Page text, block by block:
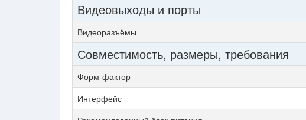
Видеовыходы и порты
Видеоразъёмы
Совместимость, размеры, требования
Форм-фактор
Интерфейс